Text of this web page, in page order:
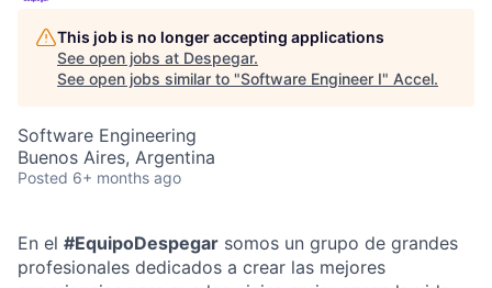
This job is no longer accepting applications
See open jobs at Despegar.
See open jobs similar to "Software Engineer I" Accel.
Software Engineering
Buenos Aires, Argentina
Posted 6+ months ago
En el #EquipoDespegar somos un grupo de grandes
profesionales dedicados a crear las mejores